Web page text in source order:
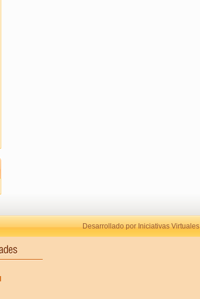
Desarrollado por Iniciativas Virtuales